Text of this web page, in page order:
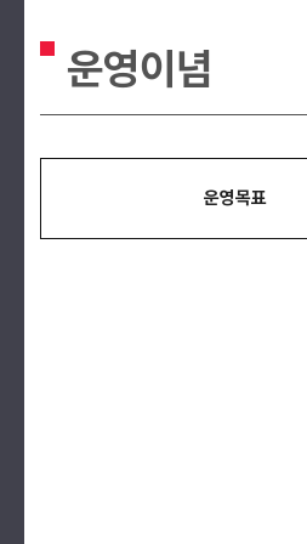
운영이념
운영목표